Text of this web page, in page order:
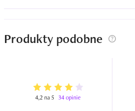
Produkty podobne
4,2 na 5 34 opinie